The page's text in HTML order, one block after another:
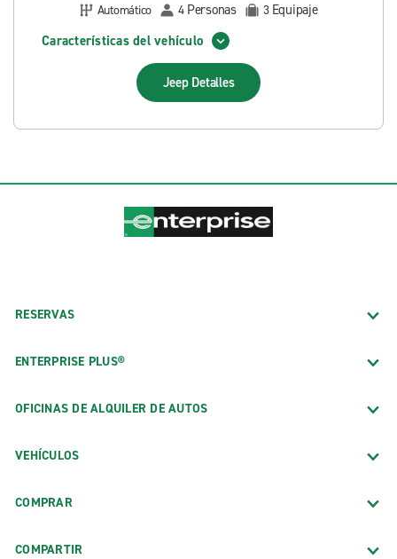
Automático
4 Personas 3 Equipaje
Características del vehículo
Jeep Detalles
RESERVAS
ENTERPRISE PLUS®
OFICINAS DE ALQUILER DE AUTOS
VEHÍCULOS
COMPRAR
COMPARTIR